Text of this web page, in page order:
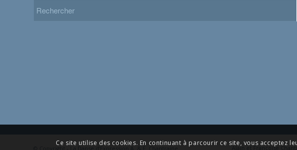
Alain et Françoise
Ce site utilise des cookies. En continuant à parcourir ce site, vous acceptez